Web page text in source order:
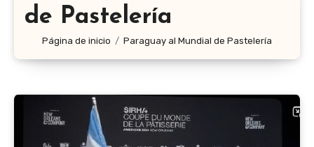
de Pastelería
Página de inicio Paraguay al Mundial de Pastelería